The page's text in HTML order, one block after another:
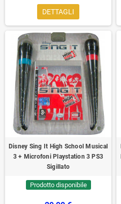
DETTAGLI
Disney Sing It High School Musical
3 + Microfoni Playstation 3 PS3
Sigillato
Prodotto disponibile